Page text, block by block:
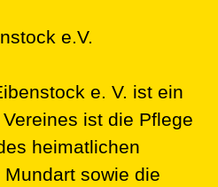
e.V.
e. V. ist ein
ist die Pflege
heimatlichen
sowie die